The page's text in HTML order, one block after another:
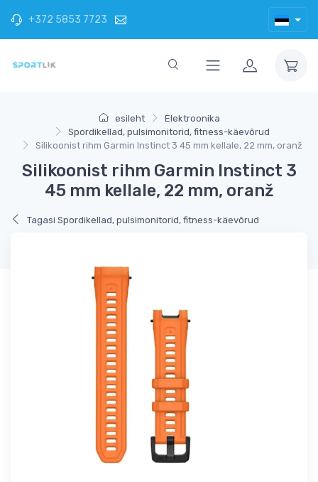
+372 5853 7723
esileht
Elektroonika
Spordikellad, pulsimonitorid, fitness-käevõrud
Silikoonist rihm Garmin Instinct 3 45 mm kellale, 22 mm, oranž
Silikoonist rihm Garmin Instinct 3
45 mm kellale, 22 mm, oranž
Tagasi Spordikellad, pulsimonitorid, fitness-käevõrud